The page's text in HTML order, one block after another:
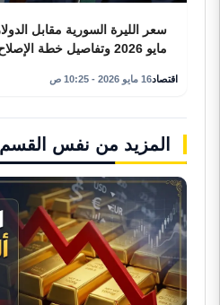
مايو 2026 وتفاصيل خطة الإصلاح الضريبي
اقتصاد16 مايو 2026 - 10:25 ص
المزيد من نفس القسم